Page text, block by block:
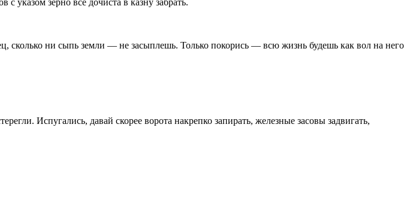
сколько ни сыпь земли — не засыплешь. Только покорись — всю жизнь будешь как вол на него
Испугались, давай скорее ворота накрепко запирать, железные засовы задвигать,